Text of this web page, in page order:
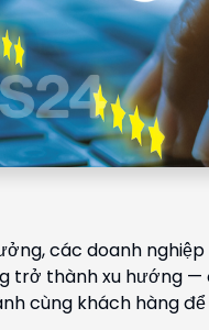
các doanh
trở thành xu hướng
cùng khách hàng